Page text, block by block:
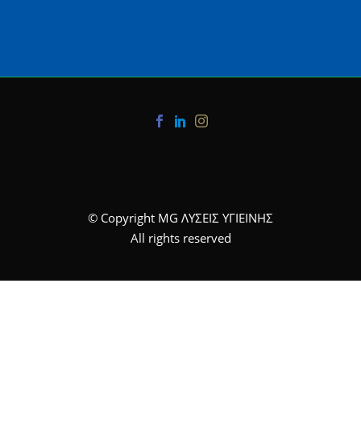
© Copyright MG ΛΥΣΕΙΣ ΥΓΙΕΙΝΗΣ
All rights reserved